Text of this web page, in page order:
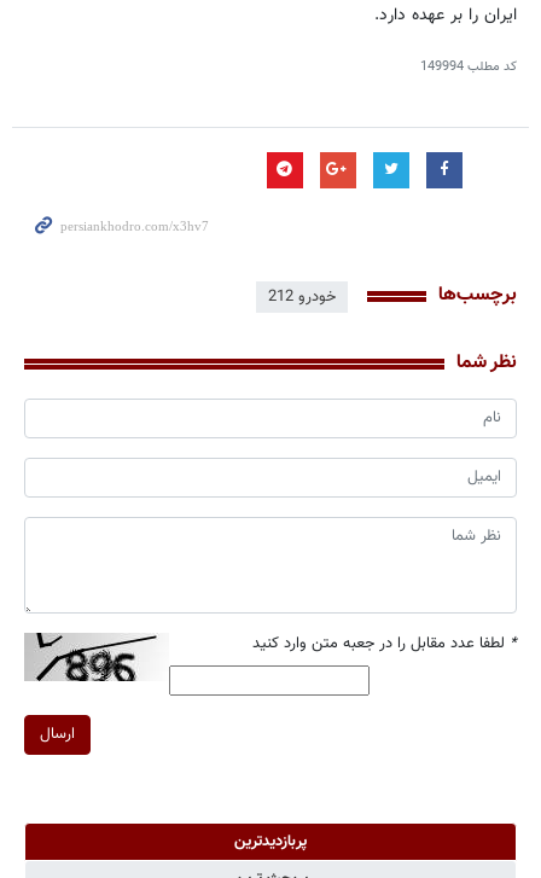
ایران را بر عهده دارد.
کد مطلب149994
برچسب‌ها خودرو 212
نظر شما
* لطفا عدد مقابل را در جعبه متن وارد کنید
ارسال
پربازدیدترین